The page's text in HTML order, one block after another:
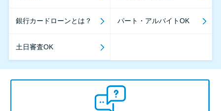
銀行カードローンとは？ パート・アルバイトOK
土日審査OK